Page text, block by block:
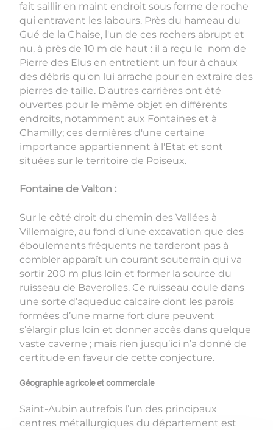
fait saillir en maint endroit sous forme de roche
qui entravent les labours. Près du hameau du
Gué de la Chaise, l'un de ces rochers abrupt et
nu, à près de 10 m de haut : il a reçu le nom de
Pierre des Elus en entretient un four à chaux
des débris qu'on lui arrache pour en extraire des
pierres de taille. D'autres carrières ont été
ouvertes pour le même objet en différents
endroits, notamment aux Fontaines et à
Chamilly; ces dernières d'une certaine
importance appartiennent à l'Etat et sont
situées sur le territoire de Poiseux.
Fontaine de Valton :
Sur le côté droit du chemin des Vallées à
Villemaigre, au fond d’une excavation que des
éboulements fréquents ne tarderont pas à
combler apparaît un courant souterrain qui va
sortir 200 m plus loin et former la source du
ruisseau de Baverolles. Ce ruisseau coule dans
une sorte d’aqueduc calcaire dont les parois
formées d’une marne fort dure peuvent
s’élargir plus loin et donner accès dans quelque
vaste caverne ; mais rien jusqu’ici n’a donné de
certitude en faveur de cette conjecture.
Géographie agricole et commerciale
Saint-Aubin autrefois l’un des principaux
centres métallurgiques du département est